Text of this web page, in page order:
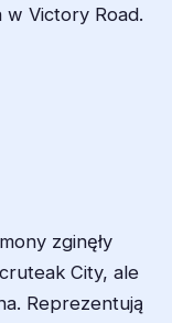
Victory Road.
zginęły
City, ale
Reprezentują